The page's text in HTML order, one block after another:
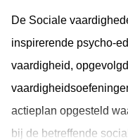
De Sociale
inspirerende psycho-
vaardigheid,
actieplan opgesteld
bij de betreffende